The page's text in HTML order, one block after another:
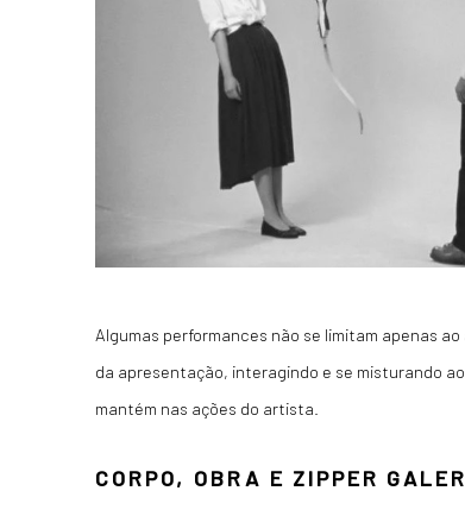
Algumas performances não se limitam apenas
da apresentação, interagindo e se misturando
mantém nas ações do artista.
CORPO, OBRA E ZIPPER